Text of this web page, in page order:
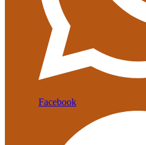
Facebook